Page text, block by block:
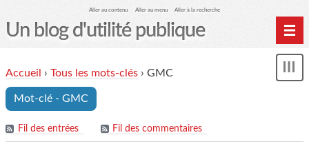
Aller au contenu Aller au menu Aller à la recherche
Un blog d'utilité publique
le Glob qui nuisait grave
Page de liens
Accueil › Tous les mots-clés › GMC
Mot-clé - GMC
Fil des entrées Fil des commentaires